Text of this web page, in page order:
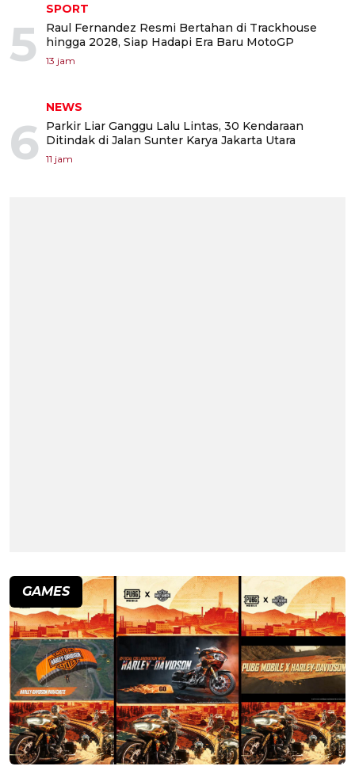
5
SPORT
Raul Fernandez Resmi Bertahan di Trackhouse
hingga 2028, Siap Hadapi Era Baru MotoGP
13 jam
6
NEWS
Parkir Liar Ganggu Lalu Lintas, 30 Kendaraan
Ditindak di Jalan Sunter Karya Jakarta Utara
11 jam
GAMES